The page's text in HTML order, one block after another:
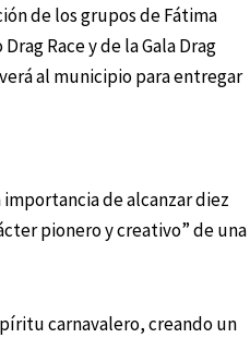
de los grupos de Fátima
Race y de la Gala Drag
al municipio para entregar
de alcanzar diez
pionero y creativo” de una
carnavalero, creando un